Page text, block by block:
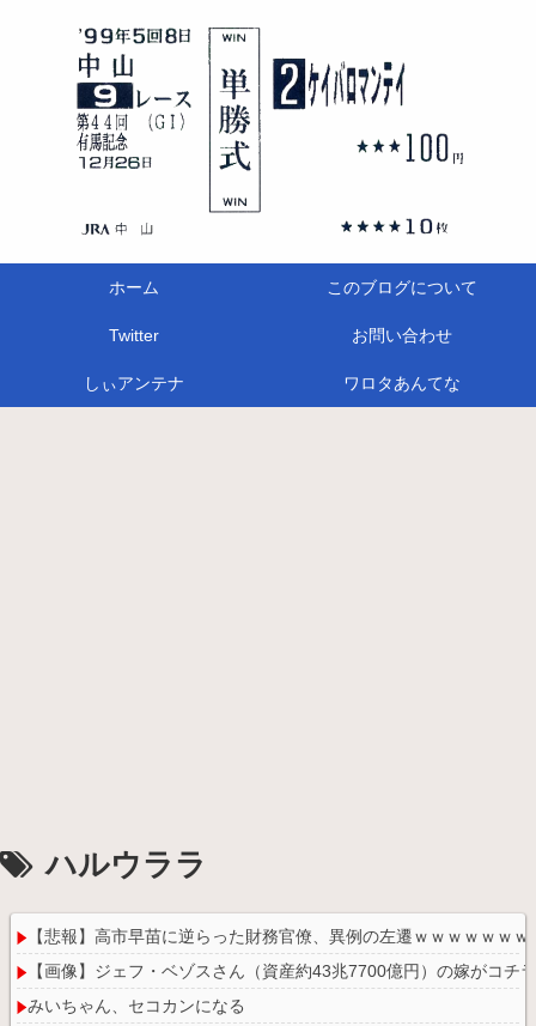
ホーム このブログについて
Twitter お問い合わせ
しぃアンテナ ワロタあんてな
ハルウララ
【悲報】高市早苗に逆らった財務官僚、異例の左遷ｗｗｗｗｗｗｗ
【画像】ジェフ・ベゾスさん（資産約43兆7700億円）の嫁がコチ
みいちゃん、セコカンになる